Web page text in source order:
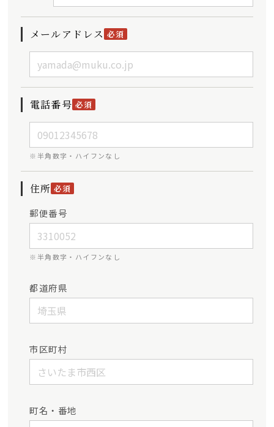
メールアドレス 必須
電話番号 必須
※半角数字・ハイフンなし
住所 必須
郵便番号
※半角数字・ハイフンなし
都道府県
市区町村
町名・番地